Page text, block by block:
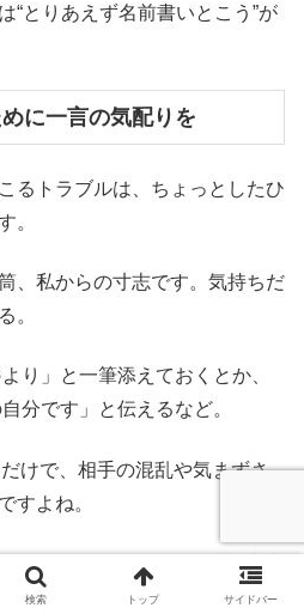
“とりあえず名前書いとこう”が
に一言の気配りを
るトラブルは、ちょっとしたひ
。
、私からの寸志です。気持ちだ
。
り」と一筆添えておくとか、
分です」と伝えるなど。
けで、相手の混乱や気まずさ
すよね。
なく、「どう伝えるか」が大事
てくださいね！
検索 トップ サイドバー